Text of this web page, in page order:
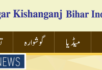
میڈیا گوشوارہ